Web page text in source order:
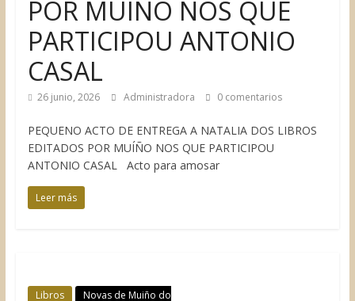
POR MUÍÑO NOS QUE
PARTICIPOU ANTONIO
CASAL
26 junio, 2026 Administradora 0 comentarios
PEQUENO ACTO DE ENTREGA A NATALIA DOS LIBROS
EDITADOS POR MUÍÑO NOS QUE PARTICIPOU
ANTONIO CASAL Acto para amosar
Leer más
Libros
Novas de Muiño do